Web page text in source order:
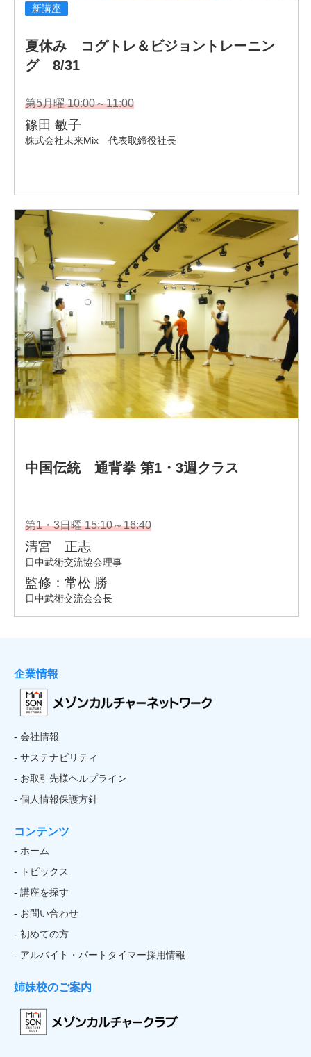
企業情報
- 会社情報
- サステナビリティ
- お取引先様ヘルプライン
- 個人情報保護方針
コンテンツ
- ホーム
- トピックス
- 講座を探す
- お問い合わせ
- 初めての方
- アルバイト・パートタイマー採用情報
姉妹校のご案内